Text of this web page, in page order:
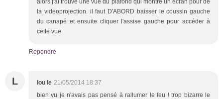
la videoprojection. il faut D'ABORD baisser le coussin gauche
du canapé et ensuite cliquer l'assise gauche pour accéder à
cette vue
Répondre
L lou le 21/05/2014 18:37
bien vu je n'avais pas pensé à rallumer le feu ! trop bizarre le